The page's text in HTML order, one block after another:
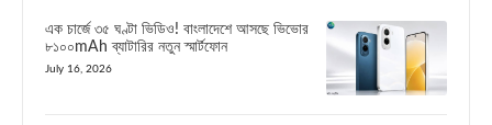
এক চার্জে ৩৫ ঘণ্টা ভিডিও! বাংলাদেশে আসছে ভিভোর
৮১০০mAh ব্যাটারির নতুন স্মার্টফোন
July 16, 2026